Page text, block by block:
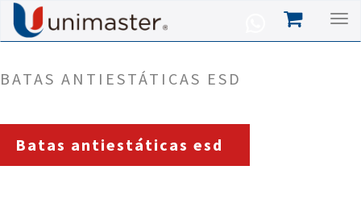
BATAS ANTIESTÁTICAS ESD
Batas antiestáticas esd